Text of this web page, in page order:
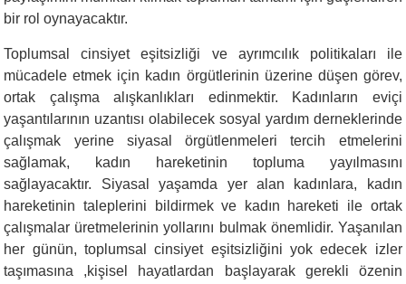
bir rol oynayacaktır.
Toplumsal cinsiyet eşitsizliği ve ayrımcılık politikaları ile
mücadele etmek için kadın örgütlerinin üzerine düşen görev,
ortak çalışma alışkanlıkları edinmektir. Kadınların eviçi
yaşantılarının uzantısı olabilecek sosyal yardım derneklerinde
çalışmak yerine siyasal örgütlenmeleri tercih etmelerini
sağlamak, kadın hareketinin topluma yayılmasını
sağlayacaktır. Siyasal yaşamda yer alan kadınlara, kadın
hareketinin taleplerini bildirmek ve kadın hareketi ile ortak
çalışmalar üretmelerinin yollarını bulmak önemlidir. Yaşanılan
her günün, toplumsal cinsiyet eşitsizliğini yok edecek izler
taşımasına ,kişisel hayatlardan başlayarak gerekli özenin